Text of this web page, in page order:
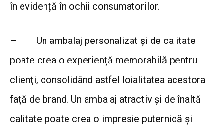
în evidență în ochii consumatorilor.
–
Un ambalaj personalizat și de calitate
poate crea o experiență memorabilă pentru
clienți, consolidând astfel loialitatea acestora
față de brand. Un ambalaj atractiv și de înaltă
calitate poate crea o impresie puternică și